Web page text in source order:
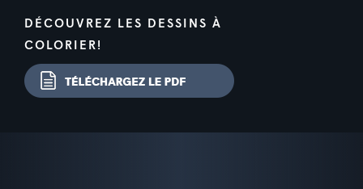
DÉCOUVREZ LES DESSINS À
COLORIER!